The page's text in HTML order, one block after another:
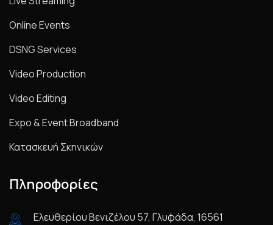
Online Events
DSNG Services
Video Production
Video Editing
Expo & Event Broadband
Κατασκευή Σκηνικών
Πληροφορίες
Ελευθερίου Βενιζέλου 57, Γλυφάδα, 16561